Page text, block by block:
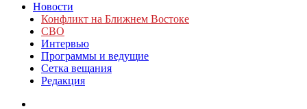
Новости
Конфликт на Ближнем Востоке
СВО
Интервью
Программы и ведущие
Сетка вещания
Редакция